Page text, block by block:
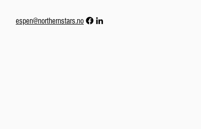
espen@northernstars.no